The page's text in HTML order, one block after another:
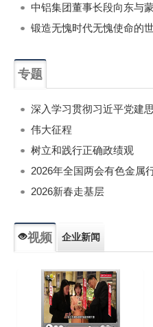
专题
深入学习贯彻习近平党建
伟大征程
树立和践行正确政绩观
2026年全国两会有色金属
2026新春走基层
视频 企业新闻